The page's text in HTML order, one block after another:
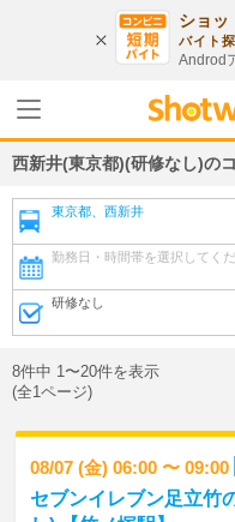
ショッ
バイト
Androd
西新井(東京都)(研修なし)の
東京都、西新井
勤務日・時間帯を選択してく
研修なし
8件中 1〜20件を表示
(全1ページ)
08/07 (金) 06:00 〜 09:00
セブンイレブン足立竹